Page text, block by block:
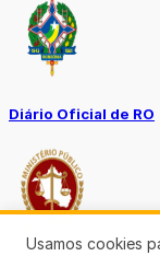
Diário Oficial de RO
Usamos cookies